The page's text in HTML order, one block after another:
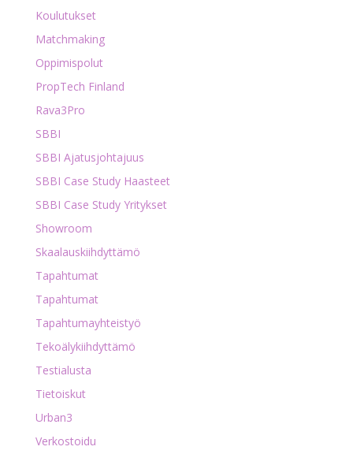
Koulutukset
Matchmaking
Oppimispolut
PropTech Finland
Rava3Pro
SBBI
SBBI Ajatusjohtajuus
SBBI Case Study Haasteet
SBBI Case Study Yritykset
Showroom
Skaalauskiihdyttämö
Tapahtumat
Tapahtumat
Tapahtumayhteistyö
Tekoälykiihdyttämö
Testialusta
Tietoiskut
Urban3
Verkostoidu